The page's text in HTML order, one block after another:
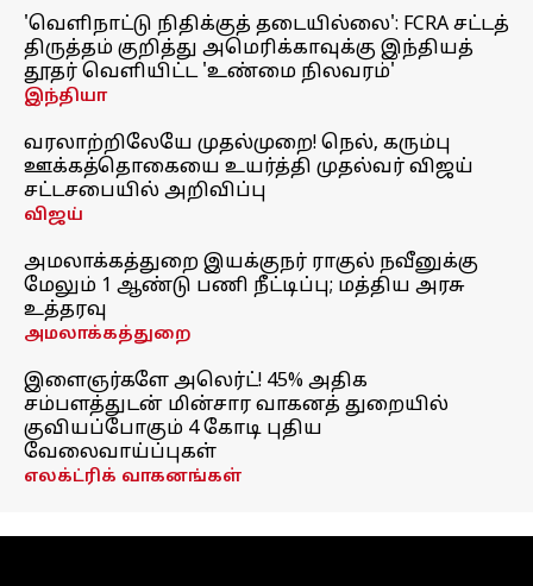
'வெளிநாட்டு நிதிக்குத் தடையில்லை': FCRA சட்டத்
திருத்தம் குறித்து அமெரிக்காவுக்கு இந்தியத்
தூதர் வெளியிட்ட 'உண்மை நிலவரம்'
இந்தியா
வரலாற்றிலேயே முதல்முறை! நெல், கரும்பு
ஊக்கத்தொகையை உயர்த்தி முதல்வர் விஜய்
சட்டசபையில் அறிவிப்பு
விஜய்
அமலாக்கத்துறை இயக்குநர் ராகுல் நவீனுக்கு
மேலும் 1 ஆண்டு பணி நீட்டிப்பு; மத்திய அரசு
உத்தரவு
அமலாக்கத்துறை
இளைஞர்களே அலெர்ட்! 45% அதிக
சம்பளத்துடன் மின்சார வாகனத் துறையில்
குவியப்போகும் 4 கோடி புதிய
வேலைவாய்ப்புகள்
எலக்ட்ரிக் வாகனங்கள்